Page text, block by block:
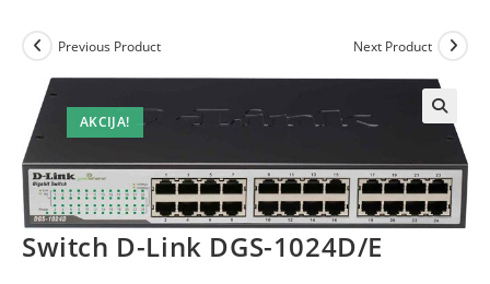
AKCIJA!
Previous Product Next Product
Switch D-Link DGS-1024D/E